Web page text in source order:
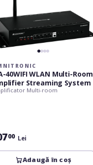
40WIFI WLAN Multi-Room
Streaming System
Multi-room
00 Lei
Adaugă în coș